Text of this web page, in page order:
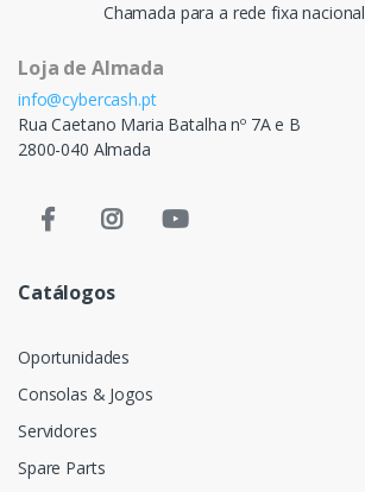
Chamada para a rede fixa nacional
Loja de Almada
info@cybercash.pt
Rua Caetano Maria Batalha nº 7A e B
2800-040 Almada
Catálogos
Oportunidades
Consolas & Jogos
Servidores
Spare Parts